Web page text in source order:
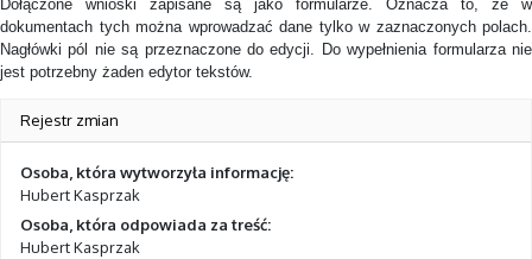
Dołączone wnioski zapisane są jako formularze. Oznacza to, że w
dokumentach tych można wprowadzać dane tylko w zaznaczonych polach.
Nagłówki pól nie są przeznaczone do edycji. Do wypełnienia formularza nie
jest potrzebny żaden edytor tekstów.
Rejestr zmian
Osoba, która wytworzyła informację:
Hubert Kasprzak
Osoba, która odpowiada za treść:
Hubert Kasprzak